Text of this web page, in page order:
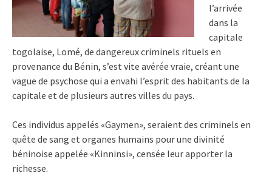
l’arrivée
dans la
capitale
togolaise, Lomé, de dangereux criminels rituels en
provenance du Bénin, s’est vite avérée vraie, créant une
vague de psychose qui a envahi l’esprit des habitants de la
capitale et de plusieurs autres villes du pays.
Ces individus appelés «Gaymen», seraient des criminels en
quête de sang et organes humains pour une divinité
béninoise appelée «Kinninsi», censée leur apporter la
richesse.